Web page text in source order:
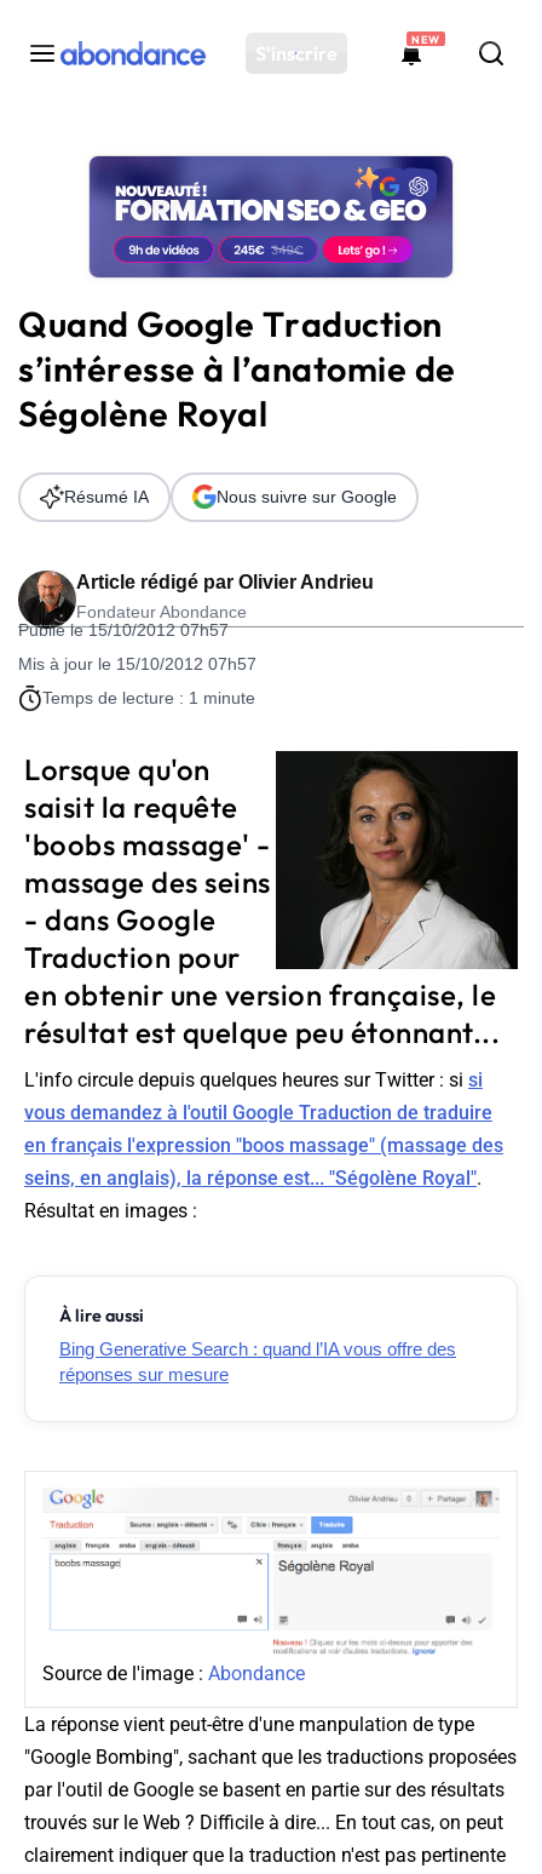
S'inscrire
NEW
Toutes les actus
Actus SEO
Plateforme
Solutions
Ressources
Audit SEO
Quand Google Traduction
s’intéresse à l’anatomie de
Ségolène Royal
Article rédigé par Olivier Andrieu
Fondateur Abondance
Publié le 15/10/2012 07h57
Mis à jour le 15/10/2012 07h57
Temps de lecture : 1 minute
Résumé IA Nous suivre sur Google
Lorsque qu'on
saisit la requête
'boobs massage' -
massage des seins
- dans Google
Traduction pour
en obtenir une version française, le
résultat est quelque peu étonnant...
L'info circule depuis quelques heures sur Twitter : si si
vous demandez à l'outil Google Traduction de traduire
en français l'expression "boos massage" (massage des
seins, en anglais), la réponse est... "Ségolène Royal".
Résultat en images :
À lire aussi
Bing Generative Search : quand l’IA vous offre des
réponses sur mesure
Source de l'image : Abondance
La réponse vient peut-être d'une manpulation de type
"Google Bombing", sachant que les traductions proposées
par l'outil de Google se basent en partie sur des résultats
trouvés sur le Web ? Difficile à dire... En tout cas, on peut
clairement indiquer que la traduction n'est pas pertinente